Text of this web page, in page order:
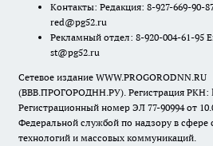
Контакты: Редакция: 8-927-669-90-
red@pg52.ru
Рекламный отдел: 8-920-004-61-95
st@pg52.ru
Сетевое издание WWW.PROGORODNN.RU
(ВВВ.ПРОГОРОДНН.РУ). Регистрация РКН:
Регистрационный номер ЭЛ 77-90994 от
Федеральной службой по надзору в
технологий и массовых коммуникаций.